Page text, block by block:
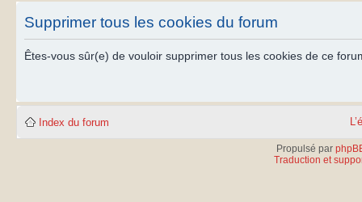
Supprimer tous les cookies du forum
Êtes-vous sûr(e) de vouloir supprimer tous les cookies de ce
Index du forum
Propulsé par
Traduction et